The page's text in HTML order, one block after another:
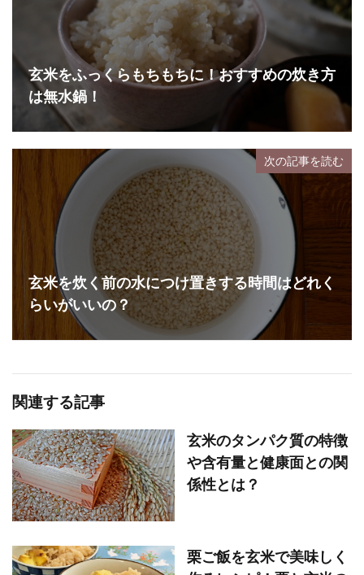
玄米をふっくらもちもちに！おすすめの炊き方
は無水鍋！
次の記事を読む
玄米を炊く前の水につけ置きする時間はどれく
らいがいいの？
関連する記事
玄米のタンパク質の特徴
や含有量と健康面との関
係性とは？
栗ご飯を玄米で美味しく